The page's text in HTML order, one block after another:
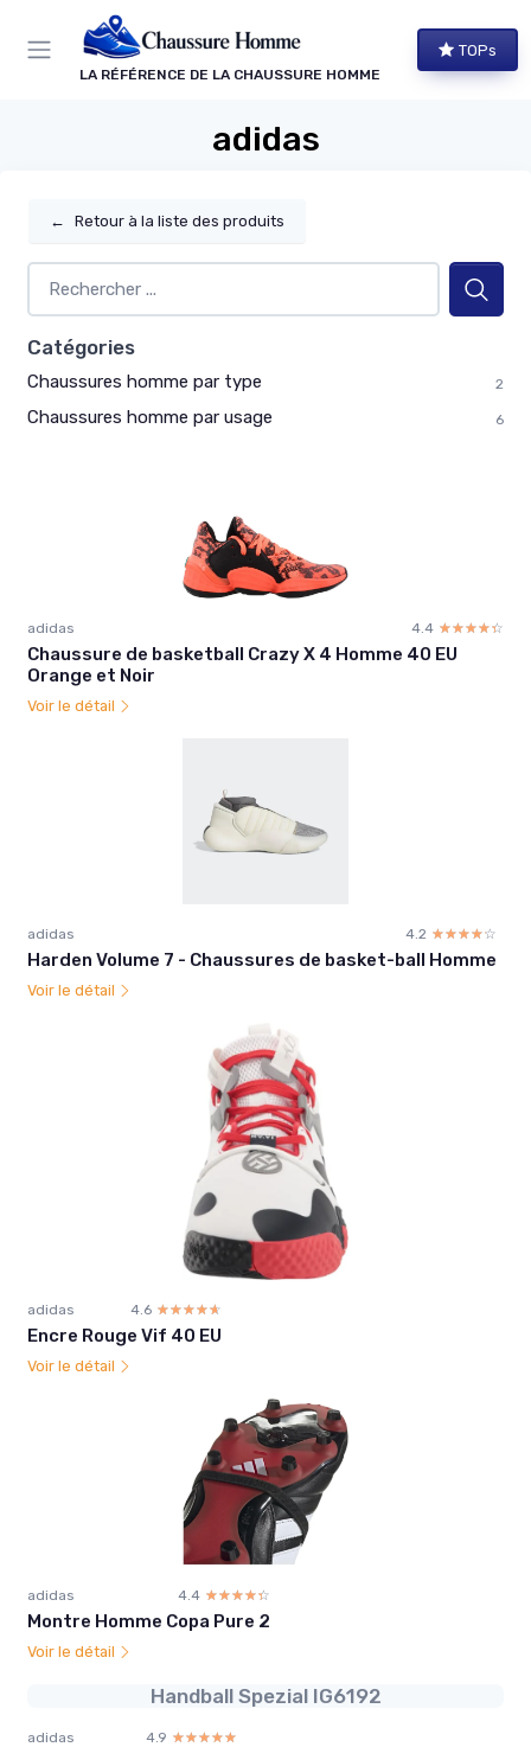
LA RÉFÉRENCE DE LA CHAUSSURE HOMME
TOPs
adidas
← Retour à la liste des produits
Catégories
Chaussures homme par type 2
Chaussures homme par usage 6
adidas 4.4 ☆☆☆☆☆
★★★★★
Chaussure de basketball Crazy X 4 Homme 40 EU
Orange et Noir
Voir le détail
adidas 4.2 ☆☆☆☆☆
★★★★★
Harden Volume 7 - Chaussures de basket-ball Homme
Voir le détail
adidas 4.6 ☆☆☆☆☆
★★★★★
Encre Rouge Vif 40 EU
Voir le détail
adidas 4.4 ☆☆☆☆☆
★★★★★
Montre Homme Copa Pure 2
Voir le détail
Handball Spezial IG6192
adidas 4.9 ☆☆☆☆☆
★★★★★
Panneau de gestion des cookies